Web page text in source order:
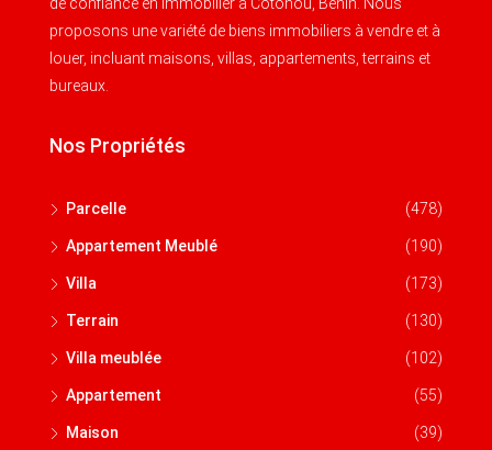
proposons une variété de biens immobiliers à vendre et à
louer, incluant maisons, villas, appartements, terrains et
bureaux.
Nos Propriétés
Parcelle (478)
Appartement Meublé (190)
Villa (173)
Terrain (130)
Villa meublée (102)
Appartement (55)
Maison (39)